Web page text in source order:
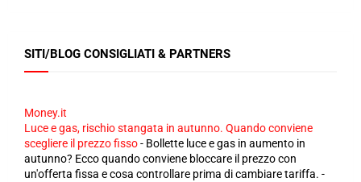
SITI/BLOG CONSIGLIATI & PARTNERS
Money.it
Luce e gas, rischio stangata in autunno. Quando conviene
scegliere il prezzo fisso- Bollette luce e gas in aumento in
autunno? Ecco quando conviene bloccare il prezzo con
un'offerta fissa e cosa controllare prima di cambiare tariffa. -